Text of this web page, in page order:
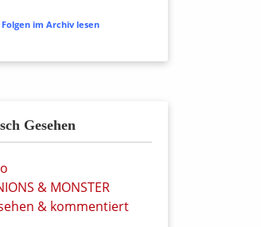
im Archiv lesen
Gesehen
& MONSTER
& kommentiert